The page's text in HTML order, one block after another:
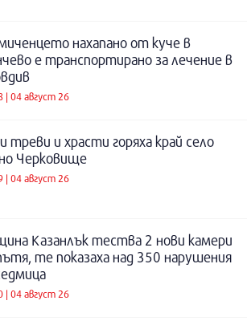
нахапано от куче в
е транспортирано за лечение в
| 04 август 26
треви и храсти горяха край село
Черковище
| 04 август 26
Казанлък тества 2 нови камери
те показаха над 350 нарушения
| 04 август 26